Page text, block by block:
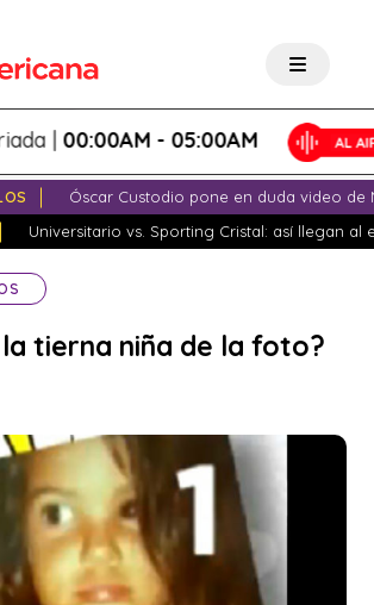
|00:00AM - 05:00AM
Óscar Custodio pone en duda video de
Universitario vs. Sporting Cristal: así llegan al
la tierna niña de la foto?